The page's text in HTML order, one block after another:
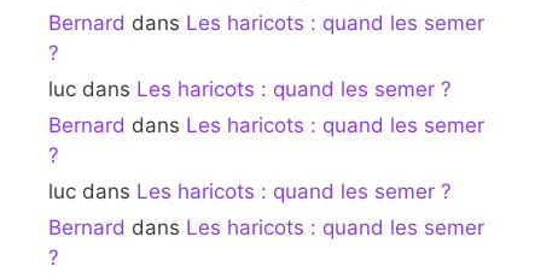
Bernard dans Les haricots : quand les semer
?
luc dans Les haricots : quand les semer ?
Bernard dans Les haricots : quand les semer
?
luc dans Les haricots : quand les semer ?
Bernard dans Les haricots : quand les semer
?